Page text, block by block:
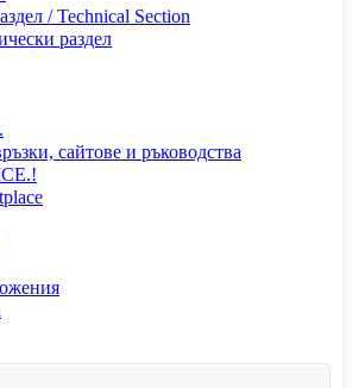
/ Technical Section
раздел
сайтове и ръководства